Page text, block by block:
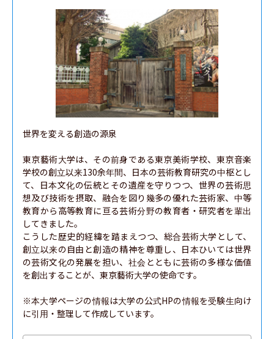
世界を変える創造の源泉
東京藝術大学は、その前身である東京美術学校、東京音楽
学校の創立以来130余年間、日本の芸術教育研究の中枢とし
て、日本文化の伝統とその遺産を守りつつ、世界の芸術思
想及び技術を摂取、融合を図り幾多の優れた芸術家、中等
教育から高等教育に亘る芸術分野の教育者・研究者を輩出
してきました。
こうした歴史的経緯を踏まえつつ、総合芸術大学として、
創立以来の自由と創造の精神を尊重し、日本ひいては世界
の芸術文化の発展を担い、社会とともに芸術の多様な価値
を創出することが、東京藝術大学の使命です。
※本大学ページの情報は大学の公式HPの情報を受験生向け
に引用・整理して作成しています。